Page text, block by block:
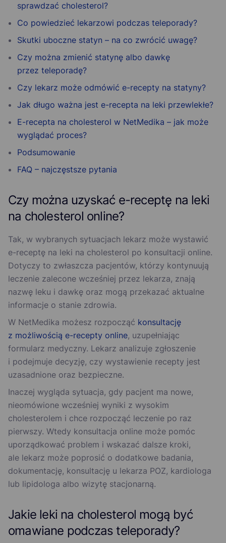
sprawdzać cholesterol?
Co powiedzieć lekarzowi podczas teleporady?
Skutki uboczne statyn – na co zwrócić uwagę?
Czy można zmienić statynę albo dawkę
przez teleporadę?
Czy lekarz może odmówić e-recepty na statyny?
Jak długo ważna jest e-recepta na leki przewlekłe?
E-recepta na cholesterol w NetMedika – jak może
wyglądać proces?
Podsumowanie
FAQ – najczęstsze pytania
Czy można uzyskać e-receptę na leki
na cholesterol online?
Tak, w wybranych sytuacjach lekarz może wystawić
e-receptę na leki na cholesterol po konsultacji online.
Dotyczy to zwłaszcza pacjentów, którzy kontynuują
leczenie zalecone wcześniej przez lekarza, znają
nazwę leku i dawkę oraz mogą przekazać aktualne
informacje o stanie zdrowia.
W NetMedika możesz rozpocząć konsultację
z możliwością e-recepty online, uzupełniając
formularz medyczny. Lekarz analizuje zgłoszenie
i podejmuje decyzję, czy wystawienie recepty jest
uzasadnione oraz bezpieczne.
Inaczej wygląda sytuacja, gdy pacjent ma nowe,
nieomówione wcześniej wyniki z wysokim
cholesterolem i chce rozpocząć leczenie po raz
pierwszy. Wtedy konsultacja online może pomóc
uporządkować problem i wskazać dalsze kroki,
ale lekarz może poprosić o dodatkowe badania,
dokumentację, konsultację u lekarza POZ, kardiologa
lub lipidologa albo wizytę stacjonarną.
Jakie leki na cholesterol mogą być
omawiane podczas teleporady?